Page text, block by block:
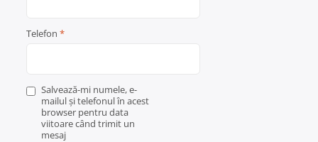
Telefon *
Salvează-mi numele, e-
mailul și telefonul în acest
browser pentru data
viitoare când trimit un
mesaj